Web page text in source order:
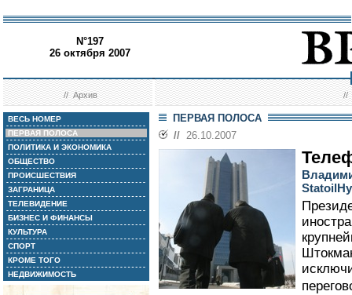
N°197
26 октября 2007
//Архив //
ВЕСЬ НОМЕР
ПЕРВАЯ ПОЛОСА
ПОЛИТИКА И ЭКОНОМИКА
ОБЩЕСТВО
ПРОИСШЕСТВИЯ
ЗАГРАНИЦА
ТЕЛЕВИДЕНИЕ
БИЗНЕС И ФИНАНСЫ
КУЛЬТУРА
СПОРТ
КРОМЕ ТОГО
НЕДВИЖИМОСТЬ
ПЕРВАЯ ПОЛОСА
// 26.10.2007